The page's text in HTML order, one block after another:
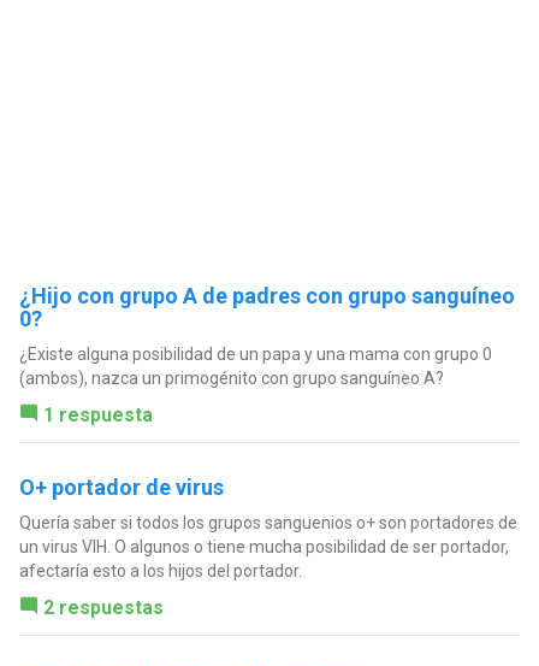
¿Hijo con grupo A de padres con grupo sanguíneo
0?
¿Existe alguna posibilidad de un papa y una mama con grupo 0
(ambos), nazca un primogénito con grupo sanguíneo A?
1 respuesta
O+ portador de virus
Quería saber si todos los grupos sanguenios o+ son portadores de
un virus VIH. O algunos o tiene mucha posibilidad de ser portador,
afectaría esto a los hijos del portador.
2 respuestas